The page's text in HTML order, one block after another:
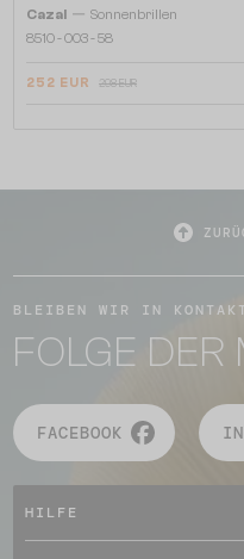
Cazal — Sonnenbrillen
8510 - 003 - 58
252 EUR 298 EUR
BLEIBEN WIR IN KONTAKT
FOLGE DER
FACEBOOK
HILFE